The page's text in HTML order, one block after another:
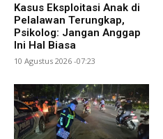
Kasus Eksploitasi Anak di
Pelalawan Terungkap,
Psikolog: Jangan Anggap
Ini Hal Biasa
10 Agustus 2026 -07:23